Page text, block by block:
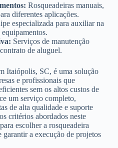
Rosqueadeiras manuais,
diferentes aplicações.
especializada para auxiliar na
Serviços de manutenção
de aluguel.
Itaiópolis, SC, é uma solução
e profissionais que
sem os altos custos de
um serviço completo,
de alta qualidade e suporte
critérios abordados neste
escolher a rosqueadeira
garantir a execução de projetos